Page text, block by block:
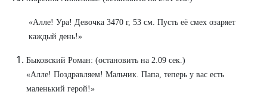
«Алле! Ура! Девочка 3470 г, 53 см. Пусть её смех озаряет
каждый день!»
Быковский Роман: (остановить на 2.09 сек.)
«Алле! Поздравляем! Мальчик. Папа, теперь у вас есть
маленький герой!»